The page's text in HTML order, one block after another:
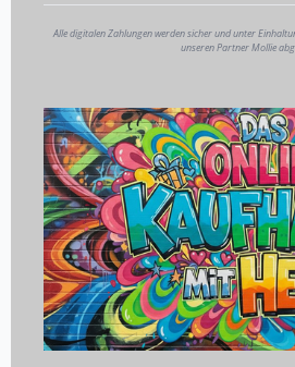
Alle digitalen Zahlungen werden sicher und unter
unseren Partner Mollie